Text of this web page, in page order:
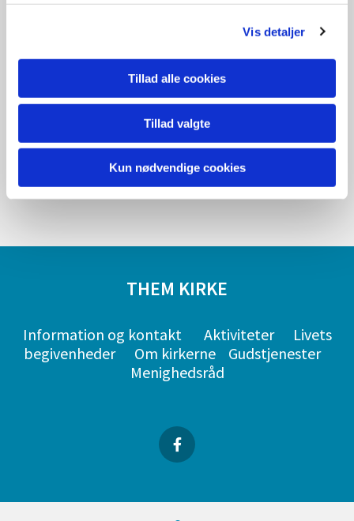
Vis detaljer
Tillad alle cookies
Tillad valgte
Kun nødvendige cookies
THEM KIRKE
Information og kontakt Aktiviteter
Livets
begivenheder
Om kirkerne
Gudstjenester
Menighedsråd